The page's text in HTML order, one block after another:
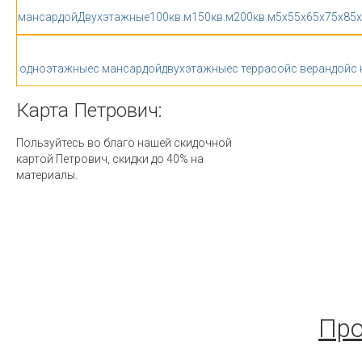
мансардойДвухэтажные100кв.м150кв.м200кв.м5x55x65x75x8
одноэтажныес мансардойдвухэтажныес террасойс верандойс
Карта Петрович:
Пользуйтесь во благо нашей скидочной
картой Петрович, скидки до 40% на
материалы.